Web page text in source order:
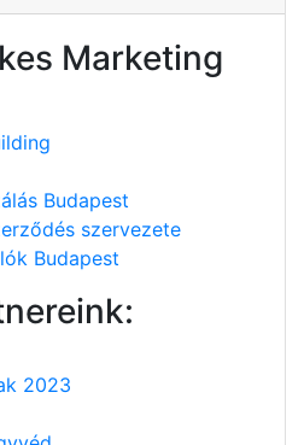
Marketing
Budapest
szervezete
Budapest
2023